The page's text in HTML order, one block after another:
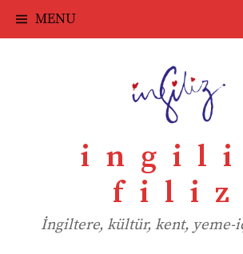
Skip
to
MENU
filiz
İngiltere, kültür, kent, yeme-